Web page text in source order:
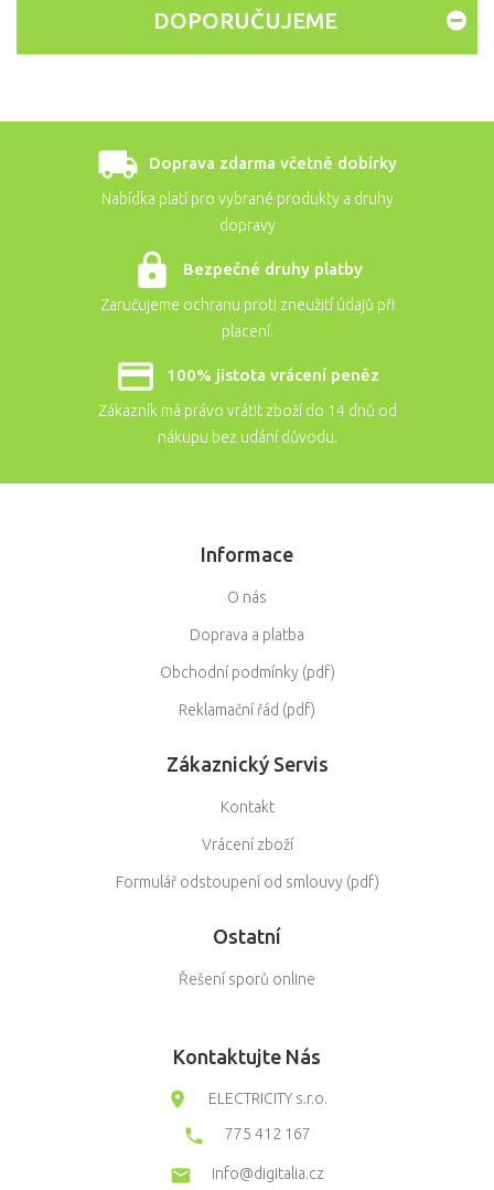
DOPORUČUJEME
Doprava zdarma včetně dobírky
Nabídka platí pro vybrané produkty a druhy
dopravy
Bezpečné druhy platby
Zaručujeme ochranu proti zneužití údajů při
placení.
100% jistota vrácení peněz
Zákazník má právo vrátit zboží do 14 dnů od
nákupu bez udání důvodu.
Informace
O nás
Doprava a platba
Obchodní podmínky (pdf)
Reklamační řád (pdf)
Zákaznický Servis
Kontakt
Vrácení zboží
Formulář odstoupení od smlouvy (pdf)
Ostatní
Řešení sporů online
Kontaktujte Nás
ELECTRICITY s.r.o.
775 412 167
info@digitalia.cz